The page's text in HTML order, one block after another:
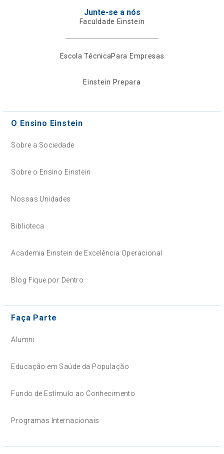
Junte-se a nós
Faculdade Einstein
Escola TécnicaPara Empresas
Einstein Prepara
O Ensino Einstein
Sobre a Sociedade
Sobre o Ensino Einstein
Nossas Unidades
Biblioteca
Academia Einstein de Excelência Operacional
Blog Fique por Dentro
Faça Parte
Alumni
Educação em Saúde da População
Fundo de Estímulo ao Conhecimento
Programas Internacionais